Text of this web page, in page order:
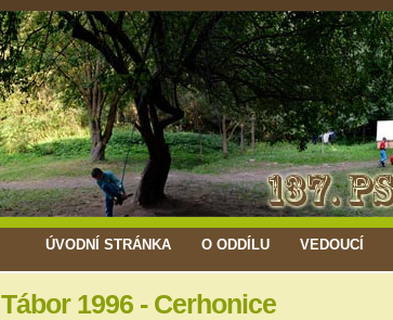
ÚVODNÍ STRÁNKA O ODDÍLU VEDOUCÍ
Tábor 1996 - Cerhonice